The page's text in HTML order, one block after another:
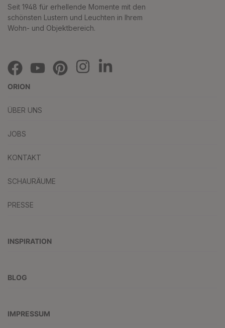
Seit 1948 für erhellende Momente mit den
schönsten Lustern und Leuchten in Ihrem
Wohn- und Objektbereich.
ORION
ÜBER UNS
JOBS
KONTAKT
SCHAURÄUME
PRESSE
INSPIRATION
BLOG
IMPRESSUM